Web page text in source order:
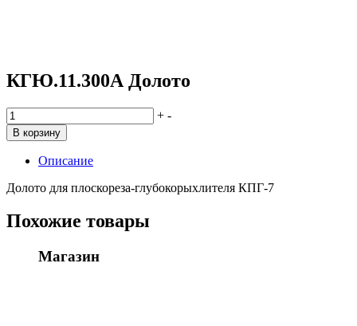
КГЮ.11.300А Долото
Количество
товара
КГЮ.11.300А
Долото
+ -
В корзину
Описание
Долото для плоскореза-глубокорыхлителя КПГ-7
Похожие товары
Магазин